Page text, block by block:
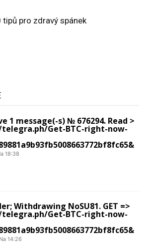
tipů pro zdravý spánek
1 message(-s) № 676294. Read >
Get-BTC-right-now-
18:38
Withdrawing NoSU81. GET =>
Get-BTC-right-now-
14:26